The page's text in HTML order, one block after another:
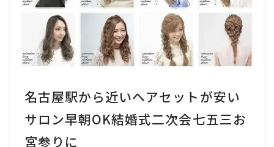
名古屋駅から近いヘアセットが安い
サロン早朝OK結婚式二次会七五三お
宮参りに